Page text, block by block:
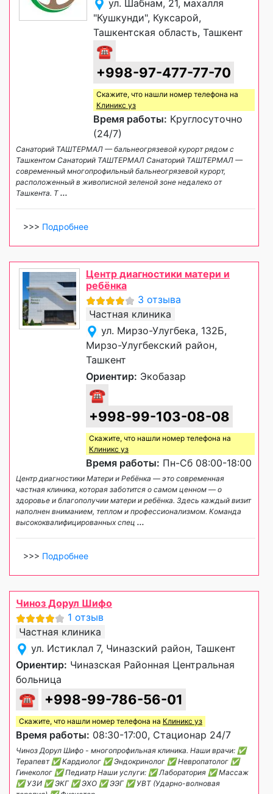
ул. Шабнам, 21, махалля
"Кушкунди", Куксарой,
Ташкентская область, Ташкент
☎
+998-97-477-77-70
Скажите, что нашли номер телефона на
Клиникс уз
Время работы: Круглосуточно
(24/7)
Санаторий ТАШТЕРМАЛ — бальнеогрязевой курорт рядом с
Ташкентом Санаторий ТАШТЕРМАЛ Санаторий ТАШТЕРМАЛ —
современный многопрофильный бальнеогрязевой курорт,
расположенный в живописной зеленой зоне недалеко от
Ташкента. Т ...
>>> Подробнее
Центр диагностики матери и
ребёнка
3 отзыва
Частная клиника
ул. Мирзо-Улугбека, 132Б,
Мирзо-Улугбекский район,
Ташкент
Ориентир: Экобазар
☎
+998-99-103-08-08
Скажите, что нашли номер телефона на
Клиникс уз
Время работы: Пн-Сб 08:00-18:00
Центр диагностики Матери и Ребёнка — это современная
частная клиника, которая заботится о самом ценном — о
здоровье и благополучии матери и ребёнка. Здесь каждый визит
наполнен вниманием, теплом и профессионализмом. Команда
высококвалифицированных спец ...
>>> Подробнее
Чиноз Дорул Шифо
1 отзыв
Частная клиника
ул. Истиклал 7, Чиназский район, Ташкент
Ориентир: Чиназская Районная Центральная
больница
☎ +998-99-786-56-01
Скажите, что нашли номер телефона на Клиникс уз
Время работы: 08:30-17:00, Стационар 24/7
Чиноз Дорул Шифо - многопрофильная клиника. Наши врачи: ✅
Терапевт ✅ Кардиолог ✅ Эндокринолог ✅ Невропатолог ✅
Гинеколог ✅ Педиатр Наши услуги: ✅ Лаборатория ✅ Массаж
✅ УЗИ ✅ ЭКГ ✅ ЭХО ✅ ЭЭГ ✅ УВТ (Ударно-волновая